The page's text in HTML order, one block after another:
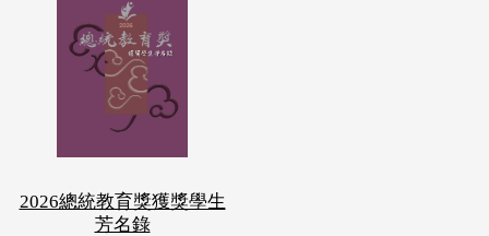
2026總統教育獎獲獎學生
芳名錄